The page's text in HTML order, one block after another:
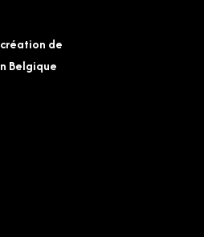
création de
Belgique